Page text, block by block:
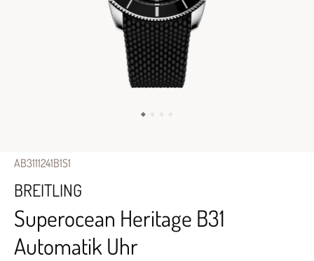
AB3111241B1S1
BREITLING
Superocean Heritage B31
Automatik Uhr